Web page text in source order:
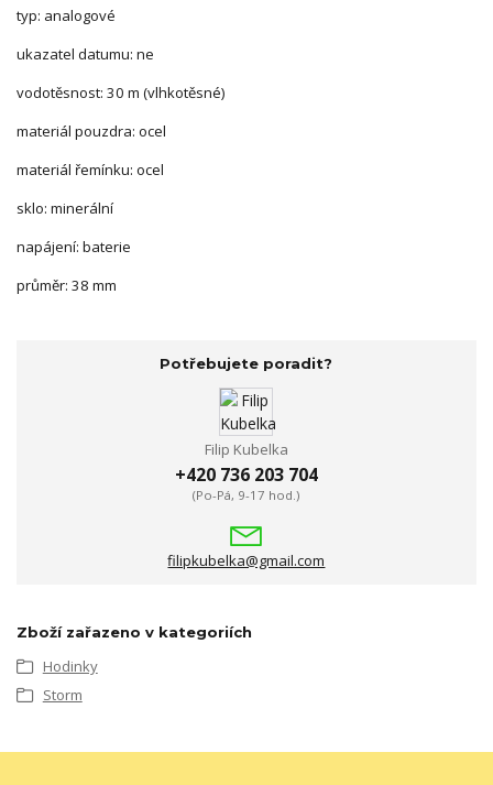
typ: analogové
ukazatel datumu: ne
vodotěsnost: 30 m (vlhkotěsné)
materiál pouzdra: ocel
materiál řemínku: ocel
sklo: minerální
napájení: baterie
průměr: 38 mm
Potřebujete poradit?
Filip Kubelka
+420 736 203 704
(Po-Pá, 9-17 hod.)
filipkubelka@gmail.com
Zboží zařazeno v kategoriích
Hodinky
Storm